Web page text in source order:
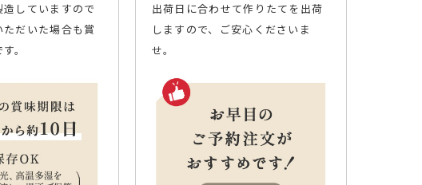
していますので
だいた場合も賞
。
出荷日に合わせて作りたてを出荷
しますので、ご安心くださいま
せ。